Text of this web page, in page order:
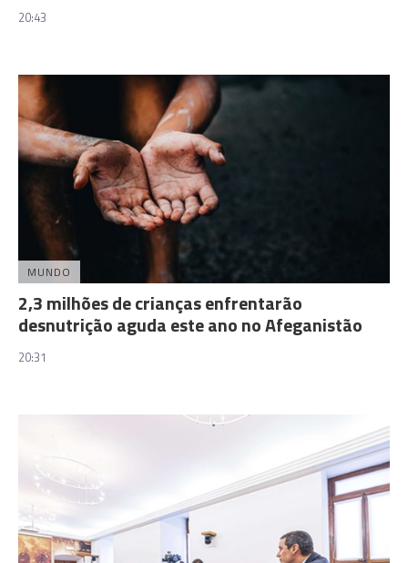
20:43
MUNDO
2,3 milhões de crianças enfrentarão
desnutrição aguda este ano no Afeganistão
20:31